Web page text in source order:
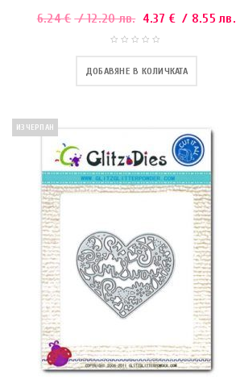
6.24€ / 12.20 лв. 4.37 € / 8.55 лв.
ДОБАВЯНЕ В КОЛИЧКАТА
ИЗЧЕРПАН